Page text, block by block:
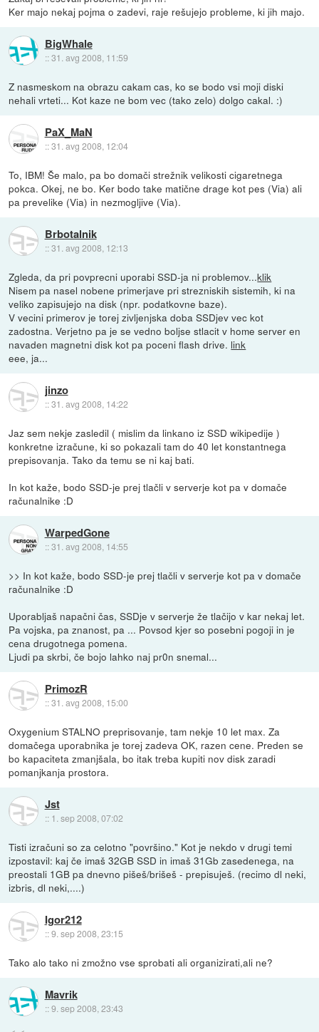
Ker majo nekaj pojma o zadevi, raje rešujejo probleme, ki jih majo.
BigWhale
::31. avg 2008, 11:59
Z nasmeskom na obrazu cakam cas, ko se bodo vsi moji diski
nehali vrteti... Kot kaze ne bom vec (tako zelo) dolgo cakal. :)
PaX_MaN
::31. avg 2008, 12:04
To, IBM! Še malo, pa bo domači strežnik velikosti cigaretnega
pokca. Okej, ne bo. Ker bodo take matične drage kot pes (Via) ali
pa prevelike (Via) in nezmogljive (Via).
Brbotalnik
::31. avg 2008, 12:13
Zgleda, da pri povprecni uporabi SSD-ja ni problemov...klik
Nisem pa nasel nobene primerjave pri strezniskih sistemih, ki na
veliko zapisujejo na disk (npr. podatkovne baze).
V vecini primerov je torej zivljenjska doba SSDjev vec kot
zadostna. Verjetno pa je se vedno boljse stlacit v home server en
navaden magnetni disk kot pa poceni flash drive. link
eee, ja...
jinzo
::31. avg 2008, 14:22
Jaz sem nekje zasledil ( mislim da linkano iz SSD wikipedije )
konkretne izračune, ki so pokazali tam do 40 let konstantnega
prepisovanja. Tako da temu se ni kaj bati.
In kot kaže, bodo SSD-je prej tlačli v serverje kot pa v domače
računalnike :D
WarpedGone
::31. avg 2008, 14:55
>> In kot kaže, bodo SSD-je prej tlačli v serverje kot pa v domače
računalnike :D
Uporabljaš napačni čas, SSDje v serverje že tlačijo v kar nekaj let.
Pa vojska, pa znanost, pa ... Povsod kjer so posebni pogoji in je
cena drugotnega pomena.
Ljudi pa skrbi, če bojo lahko naj pr0n snemal...
PrimozR
::31. avg 2008, 15:00
Oxygenium STALNO preprisovanje, tam nekje 10 let max. Za
domačega uporabnika je torej zadeva OK, razen cene. Preden se
bo kapaciteta zmanjšala, bo itak treba kupiti nov disk zaradi
pomanjkanja prostora.
Jst
:: 1. sep 2008, 07:02
Tisti izračuni so za celotno "površino." Kot je nekdo v drugi temi
izpostavil: kaj če imaš 32GB SSD in imaš 31Gb zasedenega, na
preostali 1GB pa dnevno pišeš/brišeš - prepisuješ. (recimo dl neki,
izbris, dl neki,....)
Igor212
::9. sep 2008, 23:15
Tako alo tako ni zmožno vse sprobati ali organizirati,ali ne?
Mavrik
::9. sep 2008, 23:43